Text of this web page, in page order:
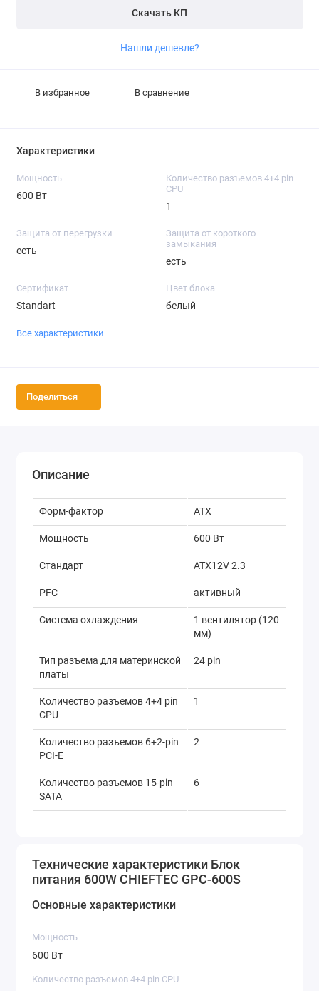
Скачать КП
Нашли дешевле?
В избранное В сравнение
Характеристики
Мощность
600 Вт
Количество разъемов 4+4 pin
CPU
1
Защита от перегрузки
есть
Защита от короткого
замыкания
есть
Сертификат
Standart
Цвет блока
белый
Все характеристики
Поделиться
Описание
Форм-фактор ATX
Мощность 600 Вт
Стандарт ATX12V 2.3
PFC активный
Система охлаждения
1 вентилятор (120
мм)
Тип разъема для материнской
платы
24 pin
Количество разъемов 4+4 pin
CPU
1
Количество разъемов 6+2-pin
PCI-E
2
Количество разъемов 15-pin
SATA
6
Ток по линии +3.3 В 22 A
Ток по линии -12 В
Технические характеристики Блок
питания 600W CHIEFTEC GPC-600S
Основные характеристики
Мощность
600 Вт
Количество разъемов 4+4 pin CPU